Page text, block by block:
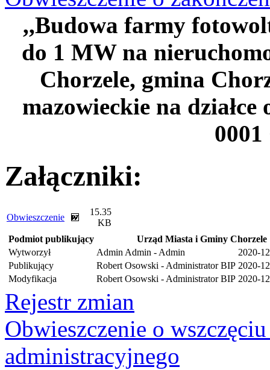
,,Budowa farmy
do 1 MW na
Chorzele, gmina
mazowieckie na
0001
Załączniki:
Obwieszczenie
15.35
KB
Podmiot publikujący
Urząd Miasta i Gminy Chorzele
Wytworzył
Admin Admin - Admin
2020-
Publikujący
Robert Osowski - Administrator BIP 2020-
Modyfikacja
Robert Osowski - Administrator BIP 2020-
Rejestr zmian
Obwieszczenie o
administracyjnego